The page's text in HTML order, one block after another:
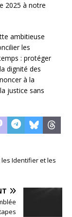
2025 à notre
ambitieuse
les
: protéger
dignité des
à la
justice sans
les Identifier et les